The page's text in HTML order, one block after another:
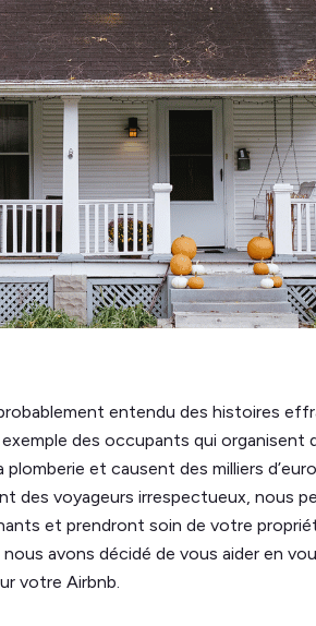
entendu des histoires
des occupants qui
et causent des milliers
des voyageurs irrespectueux, nous
et prendront soin de votre
nous avons décidé de vous aider en
votre Airbnb.